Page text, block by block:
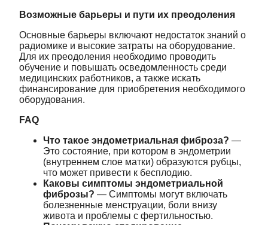
Возможные барьеры и пути их преодоления
Основные барьеры включают недостаток знаний о
радиомике и высокие затраты на оборудование.
Для их преодоления необходимо проводить
обучение и повышать осведомленность среди
медицинских работников, а также искать
финансирование для приобретения необходимого
оборудования.
FAQ
Что такое эндометриальная фиброза? —
Это состояние, при котором в эндометрии
(внутреннем слое матки) образуются рубцы,
что может привести к бесплодию.
Каковы симптомы эндометриальной
фиброзы? — Симптомы могут включать
болезненные менструации, боли внизу
живота и проблемы с фертильностью.